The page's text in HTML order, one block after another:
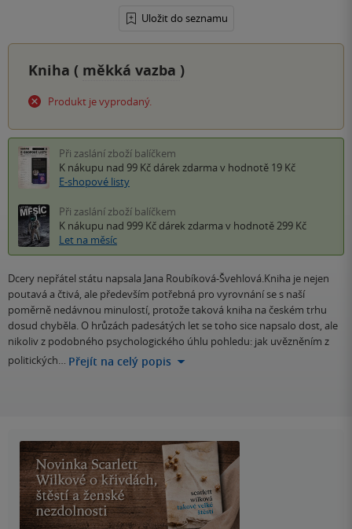
Uložit do seznamu
Kniha ( měkká vazba )
Produkt je vyprodaný.
Při zaslání zboží balíčkem
K nákupu nad 99 Kč dárek zdarma v hodnotě 19 Kč
E-shopové listy
Při zaslání zboží balíčkem
K nákupu nad 999 Kč dárek zdarma v hodnotě 299 Kč
Let na měsíc
Dcery nepřátel státu napsala Jana Roubíková-Švehlová.Kniha je nejen
poutavá a čtivá, ale především potřebná pro vyrovnání se s naší
poměrně nedávnou minulostí, protože taková kniha na českém trhu
dosud chyběla. O hrůzách padesátých let se toho sice napsalo dost, ale
nikoliv z podobného psychologického úhlu pohledu: jak uvězněním z
politických… Přejít na celý popis